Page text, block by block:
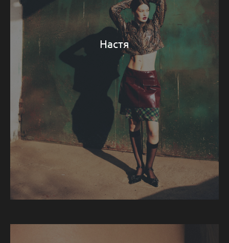
Настя